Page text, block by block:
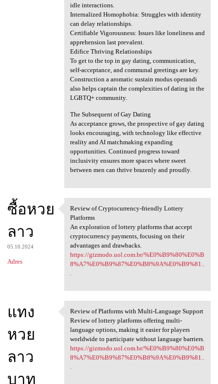
idle interactions.
Internalized Homophobia: Struggles with identity
can delay relationships.
Certifiable Vigorousness: Issues like loneliness and
apprehension last prevalent.
Edifice Thriving Relationships
To get to the top in gay dating, communication,
self-acceptance, and communal greetings are key.
Construction a aromatic sustain modus operandi
also helps captain the complexities of dating in the
LGBTQ+ community.
The Subsequent of Gay Dating
As acceptance grows, the prospective of gay dating
looks encouraging, with technology like effective
reality and AI matchmaking expanding
opportunities. Continued progress toward
inclusivity ensures more spaces where sweet
between men can thrive brazenly and proudly.
ซื้อหวย
ลาว
05.10.2024
Adres
Review of Cryptocurrency
Review of Cryptocurrency-friendly Lottery
Platforms
An exploration of lottery platforms that accept
cryptocurrency payments, focusing on their
advantages and drawbacks.
https://gizmodo.uol.com.br/%E0%B9%80%E0%B
8%A7%E0%B9%87%E0%B8%9A%E0%B9%81..
แทง
หวย
ลาว
บาท
Review of Platforms with
Review of Platforms with Multi-Language Support
Review of lottery platforms offering multi-
language options, making it easier for players
worldwide to participate without language barriers.
https://gizmodo.uol.com.br/%E0%B9%80%E0%B
8%A7%E0%B9%87%E0%B8%9A%E0%B9%81..
.